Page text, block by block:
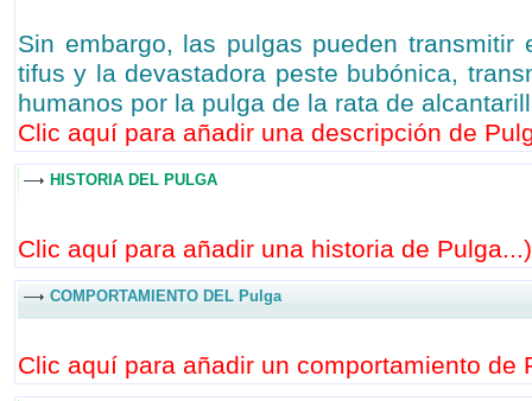
Sin embargo, las pulgas pueden transmitir
tifus y la devastadora peste bubónica,
humanos por la pulga de la rata de
Clic aquí para añadir una descripción de
HISTORIA DEL PULGA
Clic aquí para añadir una historia de Pulga...)
COMPORTAMIENTO DEL Pulga
Clic aquí para añadir un comportamiento de